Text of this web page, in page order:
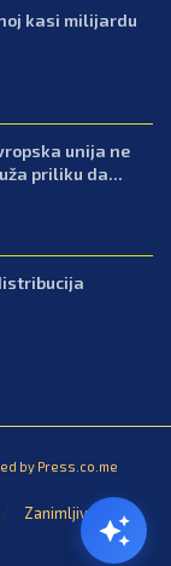
kasi milijardu
unija ne
priliku da...
by Press.co.me
Zanimljivosti